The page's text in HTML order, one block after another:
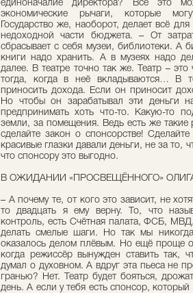
единоначалие директора? Всё это
экономические рычаги, которые
Государство же, наоборот, делает всё
недоходной части бюджета. – От
сбрасывает с себя музеи, библиотеки. А
книги надо хранить. А в музеях надо
далее. В театре точно так же. Театр – это
тогда, когда в неё вкладываются… В
приносить дохода. Если он приносит
Но чтобы он зарабатывал эти деньги
предпринимать хоть что-то. Какую-то
земли, за помещения. Ведь есть же такие
сделайте закон о спонсорстве!
красивые глазки давали деньги, не за то,
что спонсору это выгодно.
В ОЖИДАНИИ «ПРОСВЕЩЁННОГО»
– А почему те, от кого это зависит, не
то двадцать я ему верну. То, что
контроль, есть Счётная палата, ФСБ,
делать смелые шаги. Но так мы
оказалось делом плёвым. Но ещё проще
когда режиссёр вынужден ставить так,
думал о духовном. А вдруг эта пьеса не
гранью? Нет. Театр будет бояться,
день. А если у тебя есть спонсор,